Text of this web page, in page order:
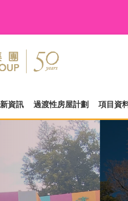
博愛江夏
資訊 過渡性房屋計劃 項目資